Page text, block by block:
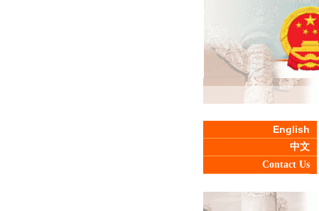
English
中文
Contact Us